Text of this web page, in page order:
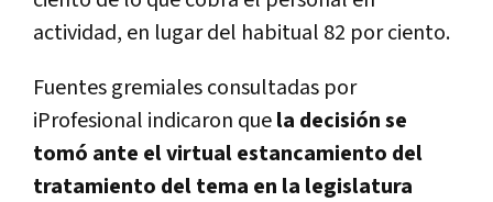
actividad, en lugar del habitual 82 por ciento.
Fuentes gremiales consultadas por
iProfesional indicaron quela decisión se
tomó ante el virtual estancamiento del
tratamiento del tema en la legislatura